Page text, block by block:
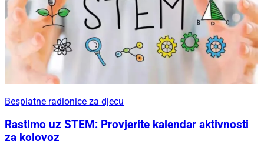
Besplatne radionice za djecu
Rastimo uz STEM: Provjerite kalendar aktivnosti
za kolovoz